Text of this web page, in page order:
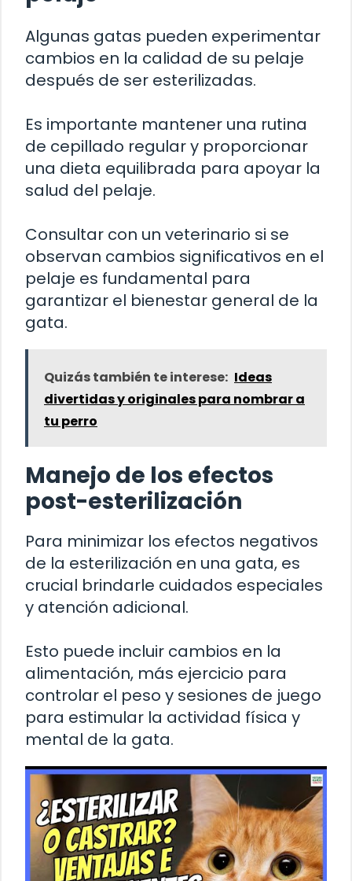
Algunas gatas pueden experimentar
cambios en la calidad de su pelaje
después de ser esterilizadas.
Es importante mantener una rutina
de cepillado regular y proporcionar
una dieta equilibrada para apoyar la
salud del pelaje.
Consultar con un veterinario si se
observan cambios significativos en el
pelaje es fundamental para
garantizar el bienestar general de la
gata.
Quizás también te interese: Ideas
divertidas y originales para nombrar a
tu perro
Manejo de los efectos
post-esterilización
Para minimizar los efectos negativos
de la esterilización en una gata, es
crucial brindarle cuidados especiales
y atención adicional.
Esto puede incluir cambios en la
alimentación, más ejercicio para
controlar el peso y sesiones de juego
para estimular la actividad física y
mental de la gata.